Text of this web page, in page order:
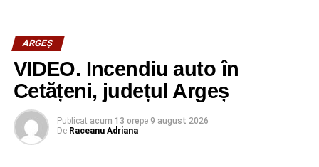
ARGEȘ
VIDEO. Incendiu auto în
Cetățeni, județul Argeș
Publicat acum 13 orepe 9 august 2026
De Raceanu Adriana